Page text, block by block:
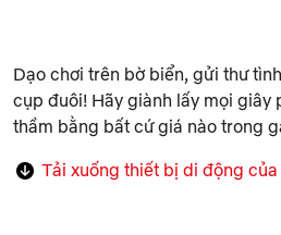
Dạo chơi trên bờ biển, gửi thư
cụp đuôi! Hãy giành lấy mọi giây
thầm bằng bất cứ giá nào trong
Tải xuống thiết bị di động của